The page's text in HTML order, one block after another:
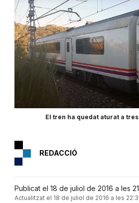
El tren ha quedat aturat a
REDACCIÓ
Publicat el 18 de juliol de 2016 a les
Actualitzat el 18 de juliol de 2016 a les